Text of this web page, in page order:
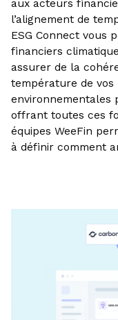
aux acteurs
l’alignement de
ESG Connect vous
financiers
assurer de la
température de
environnementales
offrant toutes ces
équipes WeeFin
à définir comment